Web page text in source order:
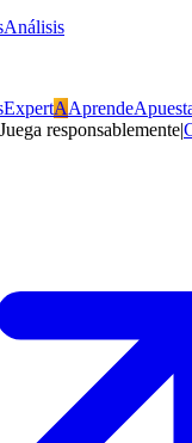
Análisis
A
responsablemente|